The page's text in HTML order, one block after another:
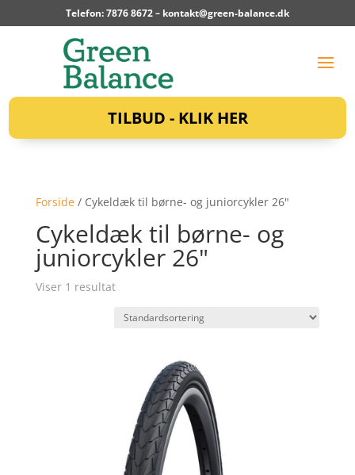
Telefon: 7876 8672 – kontakt@green-balance.dk
TILBUD - KLIK HER
Forside/ Cykeldæk til børne- og juniorcykler 26"
Cykeldæk til børne- og
juniorcykler 26"
Viser 1 resultat